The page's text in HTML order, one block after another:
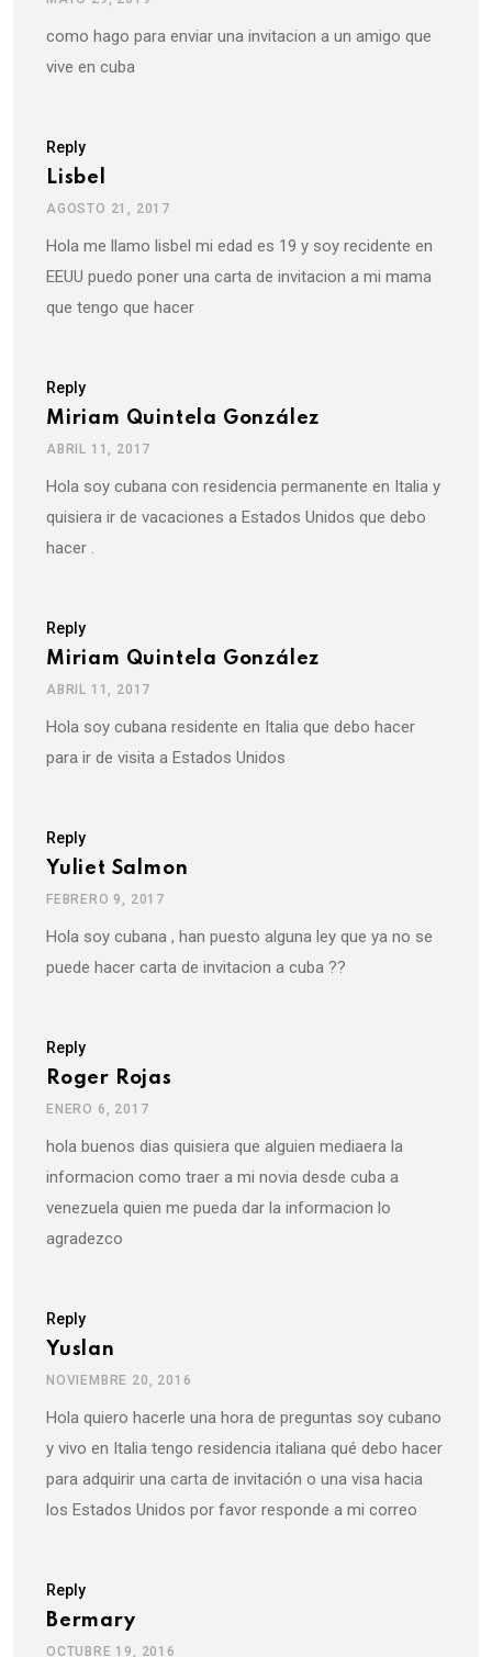
como hago para enviar una invitacion a un amigo que
vive en cuba
Reply
Lisbel
AGOSTO 21, 2017
Hola me llamo lisbel mi edad es 19 y soy recidente en
EEUU puedo poner una carta de invitacion a mi mama
que tengo que hacer
Reply
Miriam Quintela González
ABRIL 11, 2017
Hola soy cubana con residencia permanente en Italia y
quisiera ir de vacaciones a Estados Unidos que debo
hacer .
Reply
Miriam Quintela González
ABRIL 11, 2017
Hola soy cubana residente en Italia que debo hacer
para ir de visita a Estados Unidos
Reply
Yuliet Salmon
FEBRERO 9, 2017
Hola soy cubana , han puesto alguna ley que ya no se
puede hacer carta de invitacion a cuba ??
Reply
Roger Rojas
ENERO 6, 2017
hola buenos dias quisiera que alguien mediaera la
informacion como traer a mi novia desde cuba a
venezuela quien me pueda dar la informacion lo
agradezco
Reply
Yuslan
NOVIEMBRE 20, 2016
Hola quiero hacerle una hora de preguntas soy cubano
y vivo en Italia tengo residencia italiana qué debo hacer
para adquirir una carta de invitación o una visa hacia
los Estados Unidos por favor responde a mi correo
Reply
Bermary
OCTUBRE 19, 2016